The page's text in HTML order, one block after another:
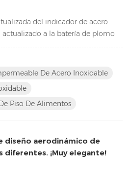
del indicador de acero
actualizado a la batería de plomo
IP67 a prueba de agua,
JIK-4ECSB. Características:
Estructura impermeable
De Acero Inoxidable
Piso De Alimentos
diseño aerodinámico de
diferentes. ¡Muy elegante!